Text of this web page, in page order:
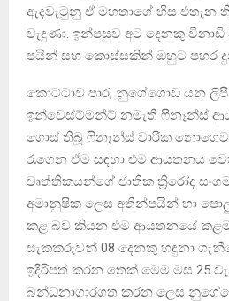
ඇදවැටුනු ඒ මහතාගේ හිස එතැන
වැදුණා. ඉන්පසුව අට දෙනකු
පයින් සහ කොස්සකින් ඔහුට පහර
කොට්ටාව පාර, නුගේගොඩ යන
ඉන්වෙස්ට්මන්ට් නමැති ෆිනෑන්ස්
ගොස් තිබූ ෆිනෑන්ස් වාරික
රැගෙන ඒම සඳහා එම ආයතනය
වෘත්තිකයන්ගේ ජාතික ත්‍රිරෝද
අමානුෂික ලෙස අතින්පයින් හා
කළ බව කියන එම ආයතනයේ
සැකකරුවන් 08 දෙනකු හඳුනා
ඉදිරිපත් කරන තෙක් මෙම මස 25
බන්ධනාගාරගත කරන ලෙස